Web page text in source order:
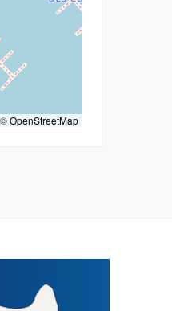
©OpenStreetMap